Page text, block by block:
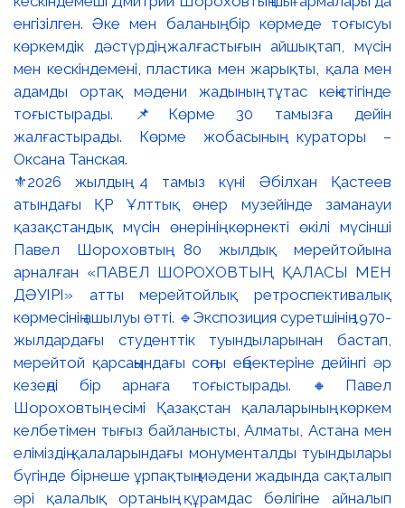
⚜️2026 жылдың 4 тамыз күні Әбілхан Қастеев
атындағы ҚР Ұлттық өнер музейінде заманауи
қазақстандық мүсін өнерінің көрнекті өкілі мүсінші
Павел Шороховтың 80 жылдық мерейтойына
арналған «ПАВЕЛ ШОРОХОВТЫҢ ҚАЛАСЫ МЕН
ДӘУІРІ» атты мерейтойлық ретроспективалық
көрмесінің ашылуы өтті. 🔹Экспозиция суретшінің 1970-
жылдардағы студенттік туындыларынан бастап,
мерейтой қарсаңындағы соңғы еңбектеріне дейінгі әр
кезеңді бір арнаға тоғыстырады. 🔸Павел
Шороховтың есімі Қазақстан қалаларының көркем
келбетімен тығыз байланысты, Алматы, Астана мен
еліміздің қалаларындағы монументалды туындылары
бүгінде бірнеше ұрпақтың мәдени жадында сақталып
әрі қалалық ортаның құрамдас бөлігіне айналып